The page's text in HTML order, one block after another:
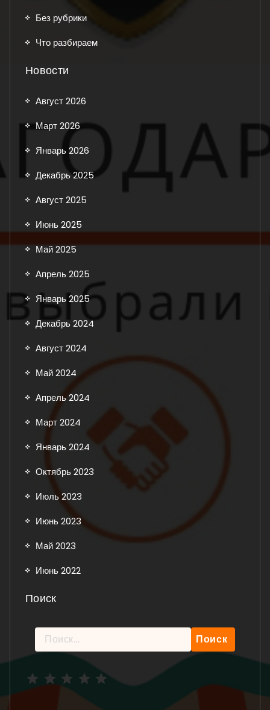
Без рубрики
Что разбираем
Новости
Август 2026
Март 2026
Январь 2026
Декабрь 2025
Август 2025
Июнь 2025
Май 2025
Апрель 2025
Январь 2025
Декабрь 2024
Август 2024
Май 2024
Апрель 2024
Март 2024
Январь 2024
Октябрь 2023
Июль 2023
Июнь 2023
Май 2023
Июнь 2022
Поиск
Найти: